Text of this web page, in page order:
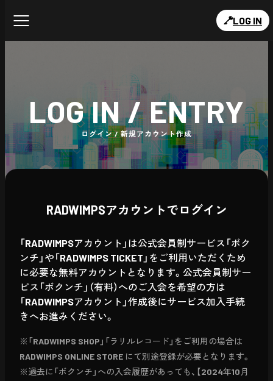
LOG IN
LOG IN / ENTRY
ログイン / 新規アカウント作成
RADWIMPSアカウントでログイン
「RADWIMPSアカウント」は公式会員制サービス「ボク
ンチ」や「RADWIMPS TICKET」をご利用いただくため
に必要な無料アカウントとなります。公式会員制サー
ビス「ボクンチ」（有料）へのご入会を希望の方は
「RADWIMPSアカウント」作成後にサービス加入手続
きへお進みください。
※「RADWIMPS SHOP」「ラリルレコード」をご利用の場合は
RADWIMPS ONLINE STORE にて別途登録が必要となります。
※過去に「ボクンチ」への入会履歴があっても、【2024年10月